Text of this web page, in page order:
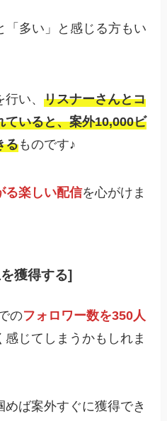
「多い」と感じる方もい
行い、リスナーさんとコ
ていると、案外10,000ビ
るものです♪
る楽しい配信を心がけま
獲得する]
のフォロワー数を350人
感じてしまうかもしれま
めば案外すぐに獲得でき